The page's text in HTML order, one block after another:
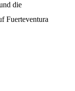
die
Fuerteventura